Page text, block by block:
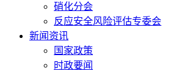
硝化分会
反应安全风险评估专委会
新闻资讯
国家政策
时政要闻